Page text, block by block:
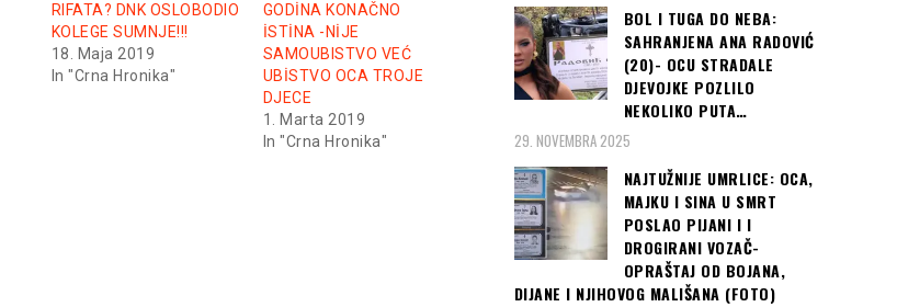
RIFATA? DNK OSLOBODIO
KOLEGE SUMNJE!!!
18. Maja 2019
In "Crna Hronika"
GODİNA KONAČNO
İSTİNA -NİJE
SAMOUBISTVO VEĆ
UBİSTVO OCA TROJE
DJECE
1. Marta 2019
In "Crna Hronika"
BOL I TUGA DO NEBA:
SAHRANJENA ANA RADOVIĆ
(20)- OCU STRADALE
DJEVOJKE POZLILO
NEKOLIKO PUTA…
29. NOVEMBRA 2025
NAJTUŽNIJE UMRLICE: OCA,
MAJKU I SINA U SMRT
POSLAO PIJANI I I
DROGIRANI VOZAČ-
OPRAŠTAJ OD BOJANA,
DIJANE I NJIHOVOG MALIŠANA (FOTO)